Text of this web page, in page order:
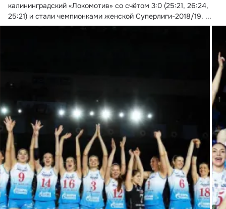
калининградский «Локомотив» со счётом 3:0 (25:21, 26:24,
25:21) и стали чемпионками женской Суперлиги-2018/19. ...